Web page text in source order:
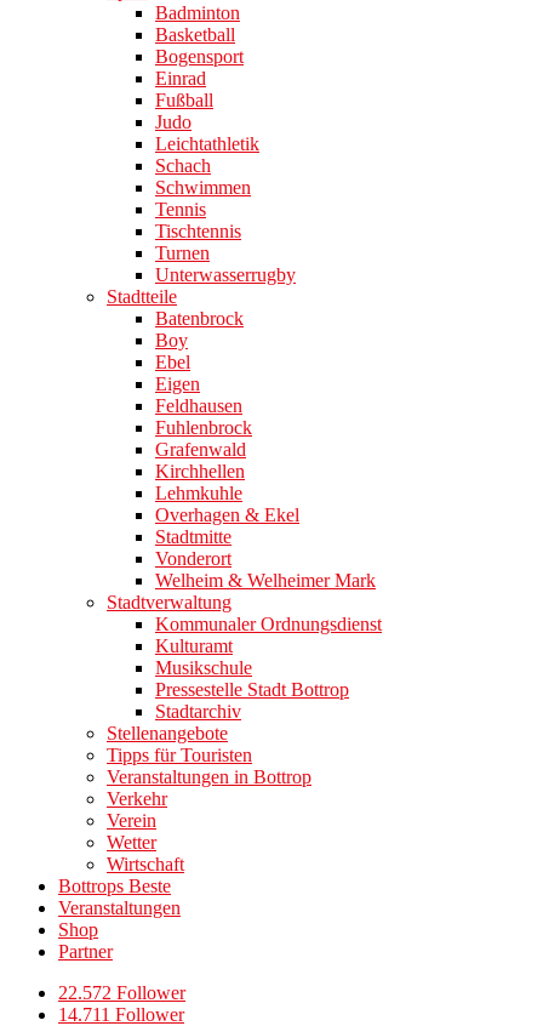
Badminton
Basketball
Bogensport
Einrad
Fußball
Judo
Leichtathletik
Schach
Schwimmen
Tennis
Tischtennis
Turnen
Unterwasserrugby
Stadtteile
Batenbrock
Boy
Ebel
Eigen
Feldhausen
Fuhlenbrock
Grafenwald
Kirchhellen
Lehmkuhle
Overhagen & Ekel
Stadtmitte
Vonderort
Welheim & Welheimer Mark
Stadtverwaltung
Kommunaler Ordnungsdienst
Kulturamt
Musikschule
Pressestelle Stadt Bottrop
Stadtarchiv
Stellenangebote
Tipps für Touristen
Veranstaltungen in Bottrop
Verkehr
Verein
Wetter
Wirtschaft
Bottrops Beste
Veranstaltungen
Shop
Partner
22.572 Follower
14.711 Follower